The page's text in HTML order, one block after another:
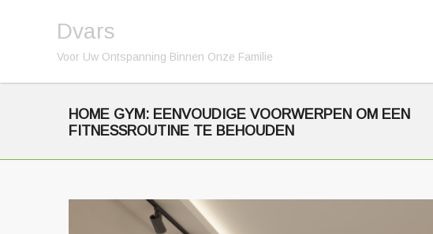
Dvars
Voor Uw Ontspanning Binnen Onze Familie
HOME GYM: EENVOUDIGE VOORWERPEN OM EEN
FITNESSROUTINE TE BEHOUDEN